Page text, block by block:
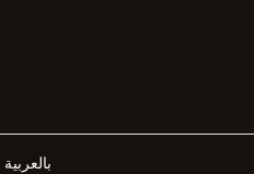
JUMU’AH 3- بالعربية